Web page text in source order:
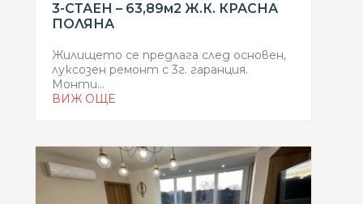
3-СТАЕН – 63,89м2 Ж.К. КРАСНА
ПОЛЯНА
Жилището се предлага след основен,
луксозен ремонт с 3г. гаранция.
Монти...
ВИЖ ОЩЕ